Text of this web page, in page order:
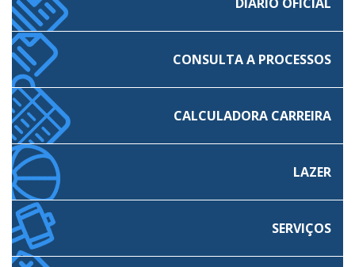
CONSULTA A PROCESSOS
CALCULADORA CARREIRA
LAZER
SERVIÇOS